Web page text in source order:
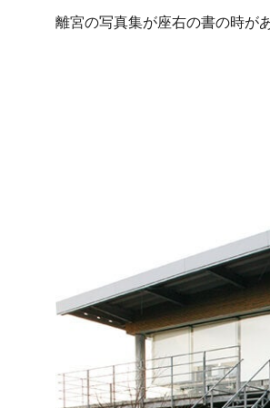
離宮の写真集が座右の書の時が